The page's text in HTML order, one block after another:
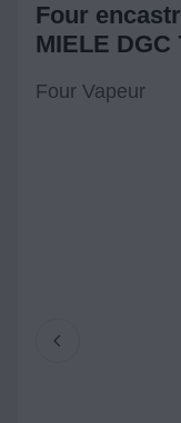
Four
MIELE
Four Vapeur